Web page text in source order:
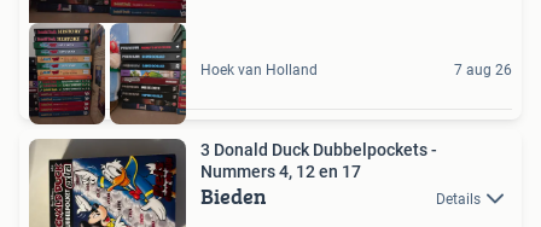
Hoek van Holland 7 aug 26
3 Donald Duck Dubbelpockets -
Nummers 4, 12 en 17
Bieden Details